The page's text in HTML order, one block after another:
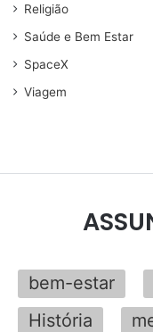
Religião
Saúde e Bem Estar
SpaceX
Viagem
bem-estar
História